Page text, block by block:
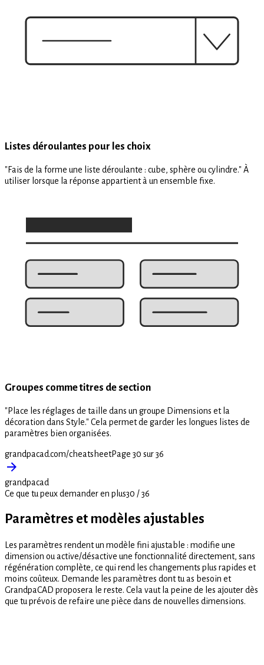
Listes déroulantes pour les choix
"Fais de la forme une liste déroulante : cube, sphère ou cylindre." À
utiliser lorsque la réponse appartient à un ensemble fixe.
Groupes comme titres de section
"Place les réglages de taille dans un groupe Dimensions et la
décoration dans Style." Cela permet de garder les longues listes de
paramètres bien organisées.
grandpacad.com/cheatsheetPage 30 sur 36
grandpacad
Ce que tu peux demander en plus30 /36
Paramètres et modèles ajustables
Les paramètres rendent un modèle fini ajustable : modifie une
dimension ou active/désactive une fonctionnalité directement, sans
régénération complète, ce qui rend les changements plus rapides et
moins coûteux. Demande les paramètres dont tu as besoin et
GrandpaCAD proposera le reste. Cela vaut la peine de les ajouter dès
que tu prévois de refaire une pièce dans de nouvelles dimensions.